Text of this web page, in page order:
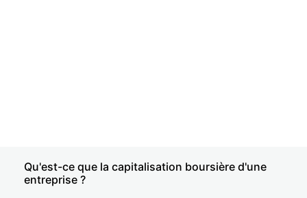
Qu'est-ce que la capitalisation boursière d'une
entreprise ?